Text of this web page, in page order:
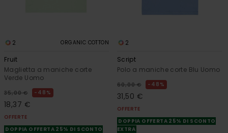
2 ORGANIC COTTON
Fruit
Maglietta a maniche corte
Verde Uomo
35,00 € 48%
18,37 €
OFFERTE
DOPPIA OFFERTA 25% DI SCONTO
2
Script
Polo a maniche corte Blu Uomo
60,00 € 48%
31,50 €
OFFERTE
DOPPIA OFFERTA 25% DI SCONTO
EXTRA